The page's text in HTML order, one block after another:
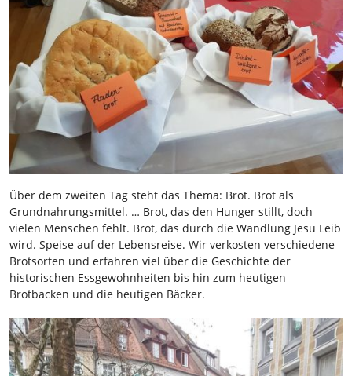
Über dem zweiten Tag steht das Thema: Brot. Brot als
Grundnahrungsmittel. … Brot, das den Hunger stillt, doch
vielen Menschen fehlt. Brot, das durch die Wandlung Jesu Leib
wird. Speise auf der Lebensreise. Wir verkosten verschiedene
Brotsorten und erfahren viel über die Geschichte der
historischen Essgewohnheiten bis hin zum heutigen
Brotbacken und die heutigen Bäcker.